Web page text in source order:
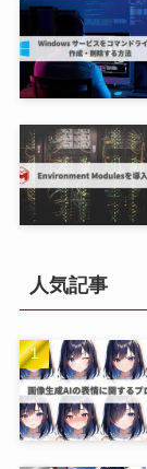
人気記事